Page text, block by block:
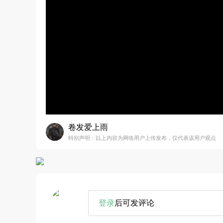
卷发爱上雨
特别声明：以上内容为网络用户上传发布，仅代表该用户观点
登录后可发评论